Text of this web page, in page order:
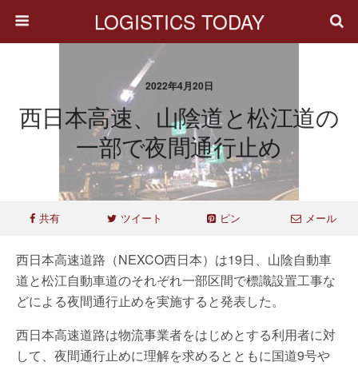
LOGISTICS TODAY
2022年4月20日
西日本高速、山陰道と松江道の
一部で夜間通行止め
共有 ツイート ピン メール
西日本高速道路（NEXCO西日本）は19日、山陰自動車
道と松江自動車道のそれぞれ一部区間で標識設置工事な
どによる夜間通行止めを実施すると発表した。
西日本高速道路は物流事業者をはじめとする利用者に対
して、夜間通行止めに理解を求めるとともに国道9号や